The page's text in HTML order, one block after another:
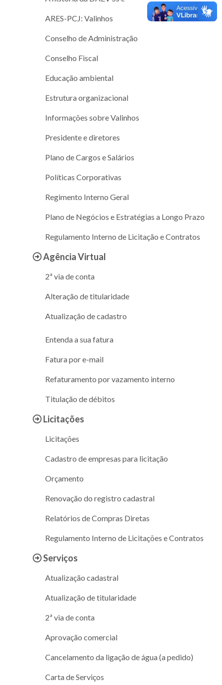
ARES-PCJ: Valinhos
Conselho de Administração
Conselho Fiscal
Educação ambiental
Estrutura organizacional
Informações sobre Valinhos
Presidente e diretores
Plano de Cargos e Salários
Políticas Corporativas
Regimento Interno Geral
Plano de Negócios e Estratégias a Longo Prazo
Regulamento Interno de Licitação e Contratos
Agência Virtual
2ª via de conta
Alteração de titularidade
Atualização de cadastro
Entenda a sua fatura
Fatura por e-mail
Refaturamento por vazamento interno
Titulação de débitos
Licitações
Licitações
Cadastro de empresas para licitação
Orçamento
Renovação do registro cadastral
Relatórios de Compras Diretas
Regulamento Interno de Licitações e Contratos
Serviços
Atualização cadastral
Atualização de titularidade
2ª via de conta
Aprovação comercial
Cancelamento da ligação de água (a pedido)
Carta de Serviços